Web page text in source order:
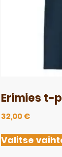
Erimies t-
32,00€
Valitse